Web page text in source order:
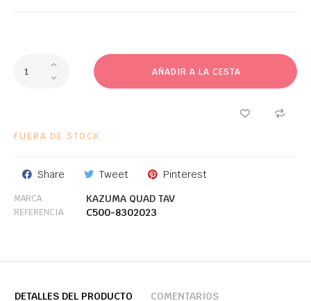
AÑADIR A LA CESTA
FUERA DE STOCK
Share Tweet Pinterest
MARCA KAZUMA QUAD TAV
REFERENCIA C500-8302023
DETALLES DEL PRODUCTO COMENTARIOS